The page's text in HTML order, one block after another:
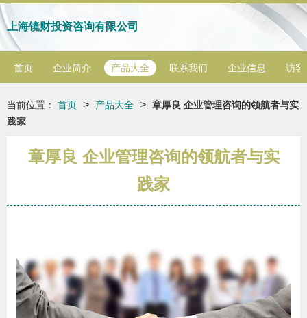
上海镜财投资咨询有限公司
首页 企业简介 产品大全 联系我们 企业信息 访客
当前位置： 首页 > 产品大全 > 章厚良 企业管理咨询的领航者与实
践家
章厚良 企业管理咨询的领航者与实
践家